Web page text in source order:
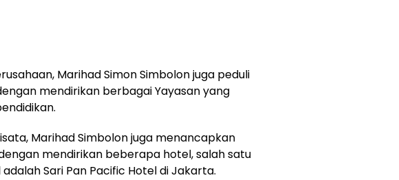
Marihad Simon Simbolon juga peduli
mendirikan berbagai Yayasan yang
Marihad Simbolon juga menancapkan
mendirikan beberapa hotel, salah satu
Sari Pan Pacific Hotel di Jakarta.